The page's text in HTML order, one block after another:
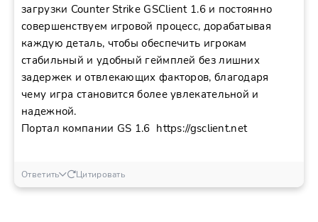
загрузки Counter Strike GSClient 1.6 и постоянно
совершенствуем игровой процесс, дорабатывая
каждую деталь, чтобы обеспечить игрокам
стабильный и удобный геймплей без лишних
задержек и отвлекающих факторов, благодаря
чему игра становится более увлекательной и
надежной.
Портал компании GS 1.6 https://gsclient.net
Ответить Цитировать